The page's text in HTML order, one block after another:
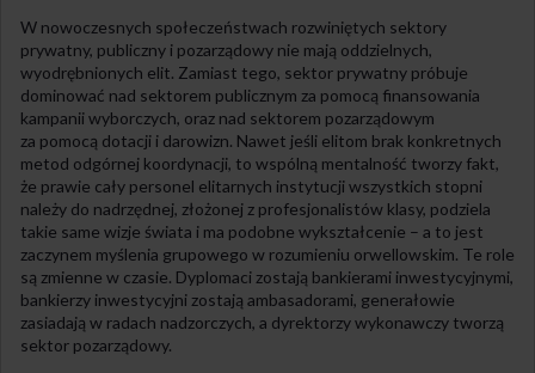
W nowoczesnych społeczeństwach rozwiniętych sektory
prywatny, publiczny i pozarządowy nie mają oddzielnych,
wyodrębnionych elit. Zamiast tego, sektor prywatny próbuje
dominować nad sektorem publicznym za pomocą finansowania
kampanii wyborczych, oraz nad sektorem pozarządowym
za pomocą dotacji i darowizn. Nawet jeśli elitom brak konkretnych
metod odgórnej koordynacji, to wspólną mentalność tworzy fakt,
że prawie cały personel elitarnych instytucji wszystkich stopni
należy do nadrzędnej, złożonej z profesjonalistów klasy, podziela
takie same wizje świata i ma podobne wykształcenie – a to jest
zaczynem myślenia grupowego w rozumieniu orwellowskim. Te role
są zmienne w czasie. Dyplomaci zostają bankierami inwestycyjnymi,
bankierzy inwestycyjni zostają ambasadorami, generałowie
zasiadają w radach nadzorczych, a dyrektorzy wykonawczy tworzą
sektor pozarządowy.